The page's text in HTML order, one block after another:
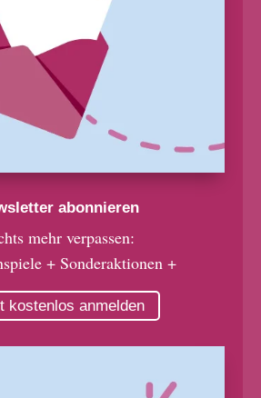
abonnieren
mehr verpassen:
+ Sonderaktionen +
kostenlos anmelden